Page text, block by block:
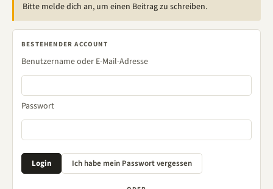
Bitte melde dich an, um einen Beitrag zu schreiben.
BESTEHENDER ACCOUNT
Benutzername oder E-Mail-Adresse
Passwort